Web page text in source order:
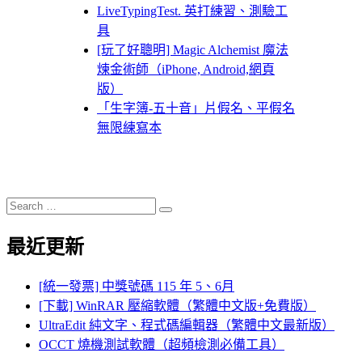
LiveTypingTest. 英打練習、測驗工
具
[玩了好聰明] Magic Alchemist 魔法
煉金術師（iPhone, Android,網頁
版）
「生字簿-五十音」片假名、平假名
無限練寫本
Search
for:
Search
最近更新
[統一發票] 中獎號碼 115 年 5、6月
[下載] WinRAR 壓縮軟體（繁體中文版+免費版）
UltraEdit 純文字、程式碼編輯器（繁體中文最新版）
OCCT 燒機測試軟體（超頻檢測必備工具）